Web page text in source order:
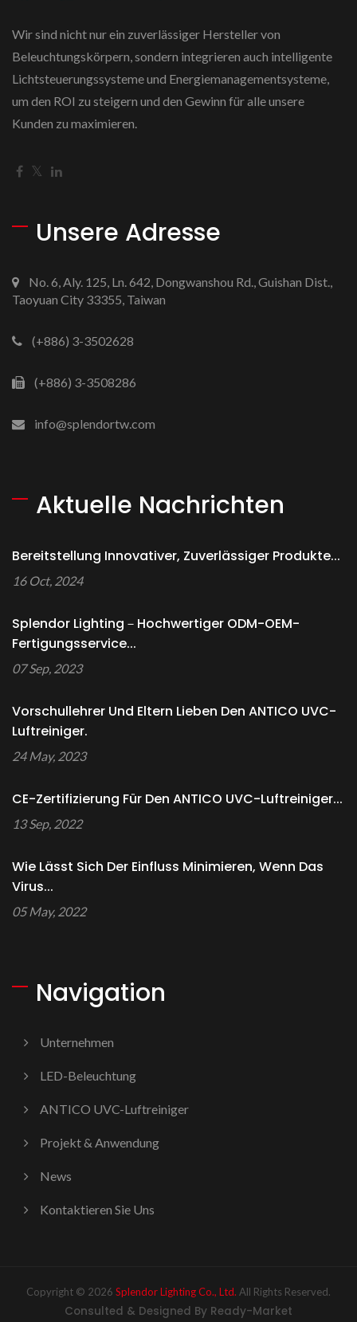
Wir sind nicht nur ein zuverlässiger Hersteller von
Beleuchtungskörpern, sondern integrieren auch intelligente
Lichtsteuerungssysteme und Energiemanagementsysteme,
um den ROI zu steigern und den Gewinn für alle unsere
Kunden zu maximieren.
Unsere Adresse
No. 6, Aly. 125, Ln. 642, Dongwanshou Rd., Guishan Dist.,
Taoyuan City 33355, Taiwan
(+886) 3-3502628
(+886) 3-3508286
info@splendortw.com
Aktuelle Nachrichten
Bereitstellung Innovativer, Zuverlässiger Produkte...
16 Oct, 2024
Splendor Lighting－Hochwertiger ODM-OEM-
Fertigungsservice...
07 Sep, 2023
Vorschullehrer Und Eltern Lieben Den ANTICO UVC-
Luftreiniger.
24 May, 2023
CE-Zertifizierung Für Den ANTICO UVC-Luftreiniger...
13 Sep, 2022
Wie Lässt Sich Der Einfluss Minimieren, Wenn Das
Virus...
05 May, 2022
Navigation
Unternehmen
LED-Beleuchtung
ANTICO UVC-Luftreiniger
Projekt & Anwendung
News
Kontaktieren Sie Uns
Copyright © 2026 Splendor Lighting Co., Ltd. All Rights Reserved.
Consulted & Designed By Ready-Market